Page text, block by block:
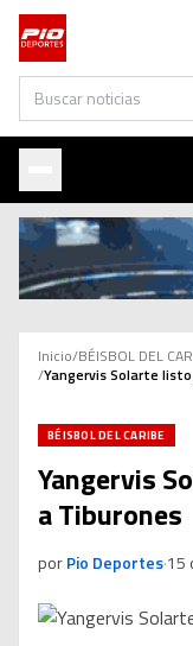
Buscar
Inicio/BÉISBOL DEL
/Yangervis Solarte
BÉISBOL DEL CARIBE
Yangervis
a Tiburones
porPio Deportes·15